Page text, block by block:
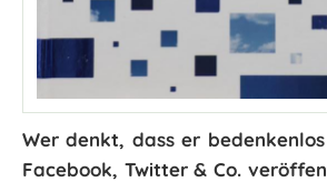
Wer denkt, dass er
Facebook, Twitter & Co.